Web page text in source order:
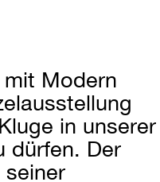
Modern
in unserer
dürfen. Der
seiner